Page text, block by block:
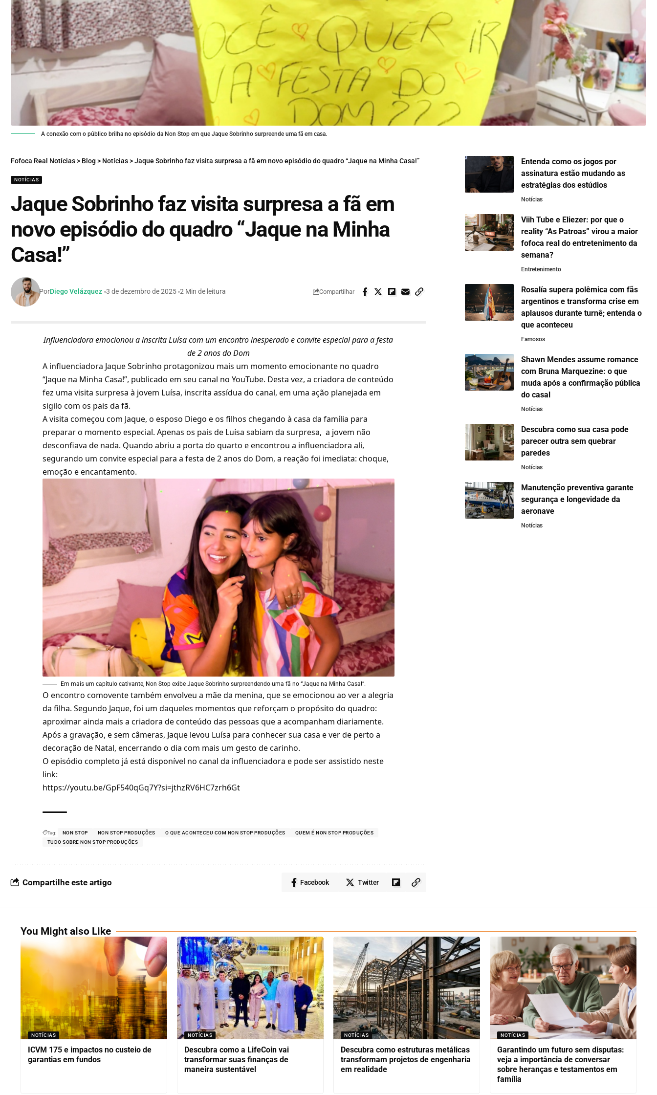
A conexão com o público brilha no episódio da Non Stop em que Jaque Sobrinho surpreende uma fã em casa.
Fofoca Real Notícias> Blog > Notícias>Jaque Sobrinho faz visita surpresa a fã em novo episódio do quadro “Jaque na Minha Casa!”
NOTÍCIAS
Jaque Sobrinho faz visita surpresa a fã em
novo episódio do quadro “Jaque na Minha
Casa!”
PorDiego Velázquez 3 de dezembro de 2025 2 Min de leitura Compartilhar
Influenciadora emocionou a inscrita Luísa com um encontro inesperado e convite especial para a festa
de 2 anos do Dom
A influenciadora Jaque Sobrinho protagonizou mais um momento emocionante no quadro
“Jaque na Minha Casa!”, publicado em seu canal no YouTube. Desta vez, a criadora de conteúdo
fez uma visita surpresa à jovem Luísa, inscrita assídua do canal, em uma ação planejada em
sigilo com os pais da fã.
A visita começou com Jaque, o esposo Diego e os filhos chegando à casa da família para
preparar o momento especial. Apenas os pais de Luísa sabiam da surpresa, a jovem não
desconfiava de nada. Quando abriu a porta do quarto e encontrou a influenciadora ali,
segurando um convite especial para a festa de 2 anos do Dom, a reação foi imediata: choque,
emoção e encantamento.
Em mais um capítulo cativante, Non Stop exibe Jaque Sobrinho surpreendendo uma fã no “Jaque na Minha Casa!”.
O encontro comovente também envolveu a mãe da menina, que se emocionou ao ver a alegria
da filha. Segundo Jaque, foi um daqueles momentos que reforçam o propósito do quadro:
aproximar ainda mais a criadora de conteúdo das pessoas que a acompanham diariamente.
Após a gravação, e sem câmeras, Jaque levou Luísa para conhecer sua casa e ver de perto a
decoração de Natal, encerrando o dia com mais um gesto de carinho.
O episódio completo já está disponível no canal da influenciadora e pode ser assistido neste
link:
https://youtu.be/GpF540qGq7Y?si=jthzRV6HC7zrh6Gt
Tag: NON STOP NON STOP PRODUÇÕES O QUE ACONTECEU COM NON STOP PRODUÇÕES
QUEM É NON STOP PRODUÇÕES
TUDO SOBRE NON STOP PRODUÇÕES
Compartilhe este artigo Facebook Twitter
Entenda como os jogos por
assinatura estão mudando as
estratégias dos estúdios
Notícias
Viih Tube e Eliezer: por que o
reality “As Patroas” virou a maior
fofoca real do entretenimento da
semana?
Entretenimento
Rosalía supera polêmica com fãs
argentinos e transforma crise em
aplausos durante turnê; entenda o
que aconteceu
Famosos
Shawn Mendes assume romance
com Bruna Marquezine: o que
muda após a confirmação pública
do casal
Notícias
Descubra como sua casa pode
parecer outra sem quebrar
paredes
Notícias
Manutenção preventiva garante
segurança e longevidade da
aeronave
Notícias
You Might also Like
NOTÍCIAS
ICVM 175 e impactos no custeio de
garantias em fundos
NOTÍCIAS
Descubra como a LifeCoin vai
transformar suas finanças de
maneira sustentável
NOTÍCIAS
Descubra como estruturas metálicas
transformam projetos de engenharia
em realidade
NOTÍCIAS
Garantindo um futuro sem disputas:
veja a importância de conversar
sobre heranças e testamentos em
família